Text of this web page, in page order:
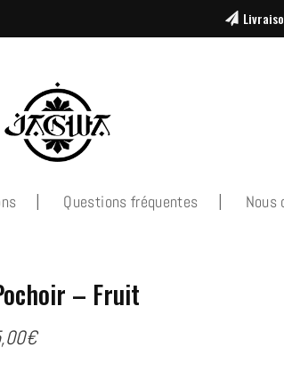
Questions fréquentes Nous
– Fruit
€